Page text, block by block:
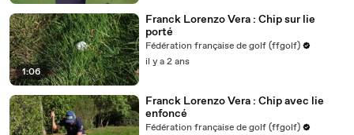
1:06
Franck Lorenzo Vera : Chip sur lie
porté
Fédération française de golf (ffgolf)
il y a 2 ans
Franck Lorenzo Vera : Chip avec lie
enfoncé
Fédération française de golf (ffgolf)